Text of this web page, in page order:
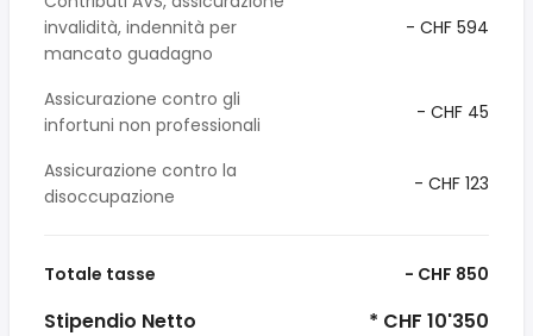
invalidità, indennità per
mancato guadagno
- CHF 594
Assicurazione contro gli
infortuni non professionali
- CHF 45
Assicurazione contro la
disoccupazione
- CHF 123
Totale tasse - CHF 850
Stipendio Netto * CHF 10'350